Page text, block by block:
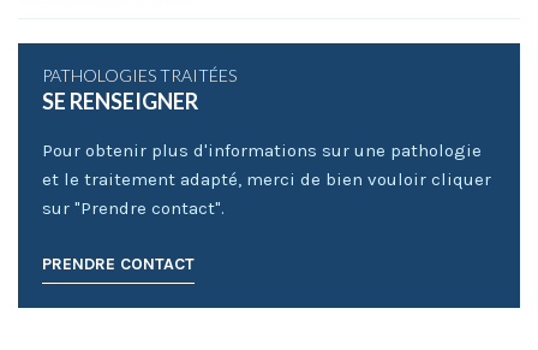
PATHOLOGIES TRAITÉES
SE RENSEIGNER
Pour obtenir plus d'informations sur une pathologie
et le traitement adapté, merci de bien vouloir cliquer
sur "Prendre contact".
PRENDRE CONTACT